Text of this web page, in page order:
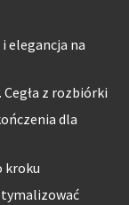
elegancja na
Cegła z rozbiórki
dla
kroku